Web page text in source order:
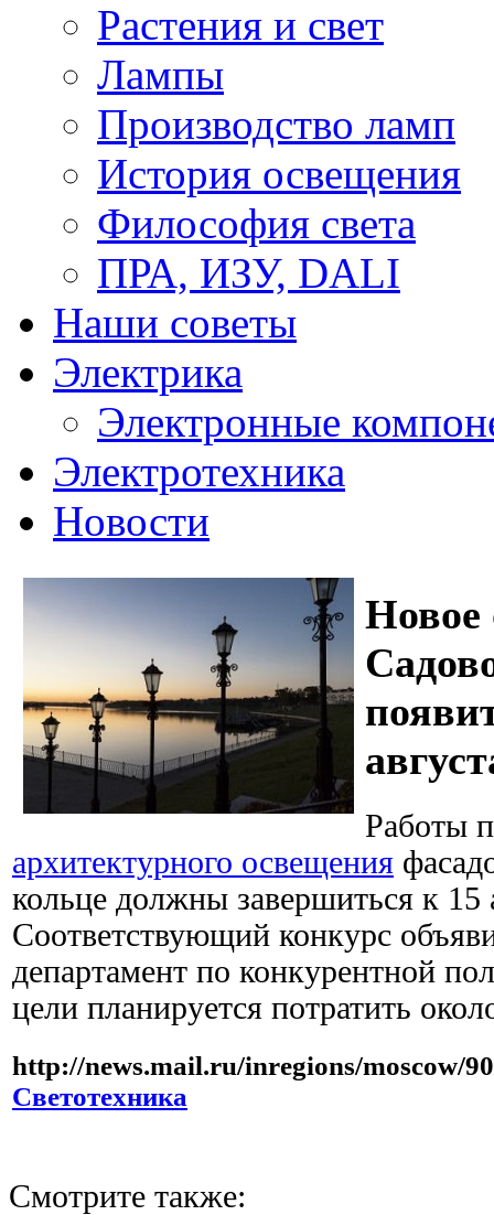
Растения и свет
Лампы
Производство ламп
История освещения
Философия света
ПРА, ИЗУ, DALI
Наши советы
Электрика
Электронные
Электротехника
Новости
Новое
Работы
архитектурного освещения
кольце должны завершиться к 15
Соответствующий конкурс
департамент по конкурентной
цели планируется потратить
http://news.mail.ru/inregions/moscow/
Светотехника
Смотрите также: